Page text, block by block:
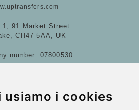
usiamo i cookies
1, 91 Market Street
CH47 5AA, UK
number: 07800530
More